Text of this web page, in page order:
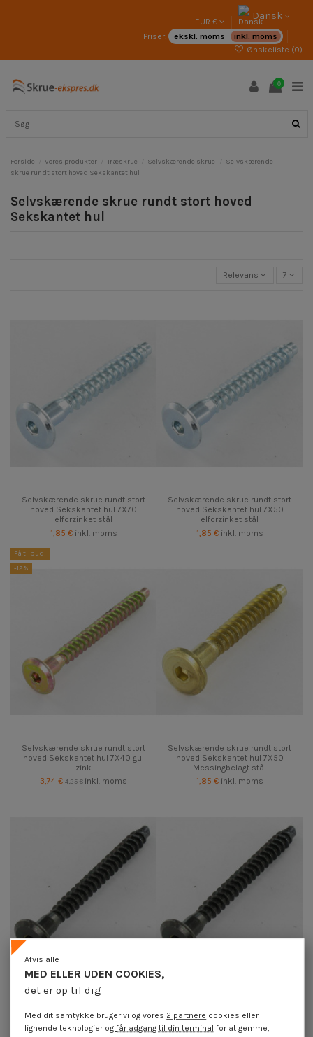
EUR € Dansk
Priser: ekskl. moms
inkl. moms
Ønskeliste (0)
0
Forside Vores produkter Træskrue Selvskærende skrue
Selvskærende
skrue rundt stort hoved Sekskantet hul
Selvskærende skrue rundt stort hoved
Sekskantet hul
Relevans 7
Selvskærende skrue rundt stort
hoved Sekskantet hul 7X70
elforzinket stål
1,85 € inkl. moms
Selvskærende skrue rundt stort
hoved Sekskantet hul 7X50
elforzinket stål
1,85 € inkl. moms
På tilbud!
-12%
Selvskærende skrue rundt stort
hoved Sekskantet hul 7X40 gul
zink
3,74 € 4,25 €inkl. moms
Selvskærende skrue rundt stort
hoved Sekskantet hul 7X50
Messingbelagt stål
1,85 € inkl. moms
Selvskærende skrue rundt stort
galvaniseret
4,25 €inkl. moms
galvaniseret
1,85 €inkl. moms
MED ELLER UDEN COOKIES,
det er op til dig
Afvis alle
Med dit samtykke bruger vi og vores 2 partnere cookies eller
lignende teknologier ogfår adgang til din terminal for at gemme,